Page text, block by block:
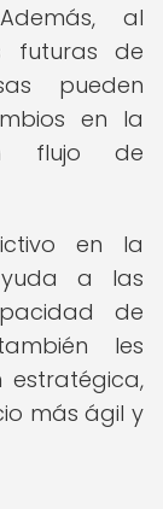
al
futuras de
pueden
en la
flujo de
en la
a las
de
les
estratégica,
más ágil y